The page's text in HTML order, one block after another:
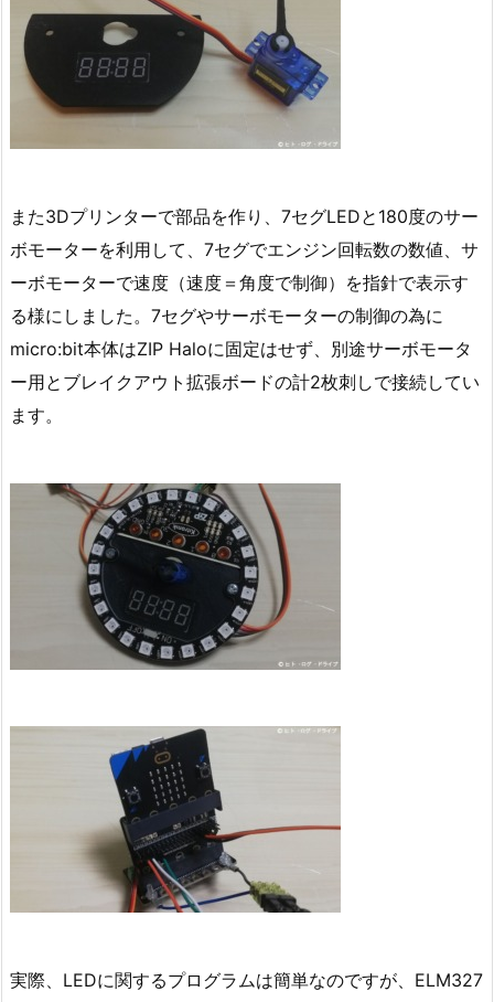
また3Dプリンターで部品を作り、7セグLEDと180度のサー
ボモーターを利用して、7セグでエンジン回転数の数値、サ
ーボモーターで速度（速度＝角度で制御）を指針で表示す
る様にしました。7セグやサーボモーターの制御の為に
micro:bit本体はZIP Haloに固定はせず、別途サーボモータ
ー用とブレイクアウト拡張ボードの計2枚刺しで接続してい
ます。
実際、LEDに関するプログラムは簡単なのですが、ELM327